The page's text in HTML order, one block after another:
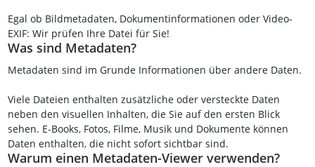
Egal ob Bildmetadaten, Dokumentinformationen oder Video-
EXIF: Wir prüfen Ihre Datei für Sie!
Was sind Metadaten?
Metadaten sind im Grunde Informationen über andere Daten.
Viele Dateien enthalten zusätzliche oder versteckte Daten
neben den visuellen Inhalten, die Sie auf den ersten Blick
sehen. E-Books, Fotos, Filme, Musik und Dokumente können
Daten enthalten, die nicht sofort sichtbar sind.
Warum einen Metadaten-Viewer verwenden?